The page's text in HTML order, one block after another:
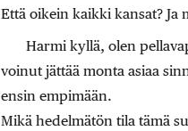
Että oikein kaikki kansat? Ja
Harmi kyllä, olen
voinut jättää monta asiaa
ensin empimään.
Mikä hedelmätön tila tämä